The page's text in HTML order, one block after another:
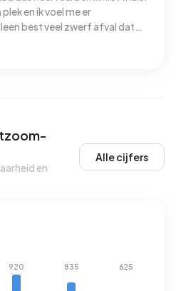
en ik voel me er
best veel zwerf afval dat
voortuin in waait. Ik weet niet
en
Alle cijfers
920 835 625